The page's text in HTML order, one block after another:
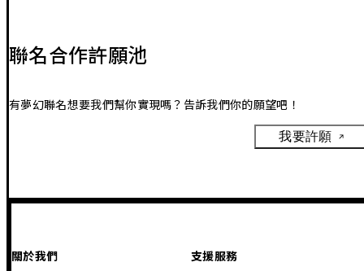
聯名合作許願池
有夢幻聯名想要我們幫你實現嗎？告訴我們你的願望吧！
我要許願
關於我們 支援服務